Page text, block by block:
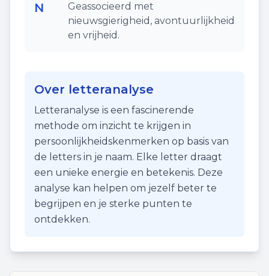
N
Geassocieerd met
nieuwsgierigheid, avontuurlijkheid
en vrijheid.
Over letteranalyse
Letteranalyse is een fascinerende
methode om inzicht te krijgen in
persoonlijkheidskenmerken op basis van
de letters in je naam. Elke letter draagt
een unieke energie en betekenis. Deze
analyse kan helpen om jezelf beter te
begrijpen en je sterke punten te
ontdekken.